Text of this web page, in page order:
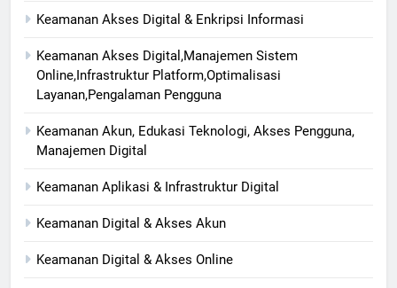
Keamanan Akses Digital & Enkripsi Informasi
Keamanan Akses Digital,Manajemen Sistem
Online,Infrastruktur Platform,Optimalisasi
Layanan,Pengalaman Pengguna
Keamanan Akun, Edukasi Teknologi, Akses Pengguna,
Manajemen Digital
Keamanan Aplikasi & Infrastruktur Digital
Keamanan Digital & Akses Akun
Keamanan Digital & Akses Online